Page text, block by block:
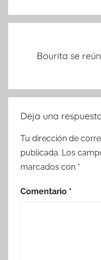
Bourita se
Deja una
Tu dirección de
publicada. Los
marcados con *
Comentario *